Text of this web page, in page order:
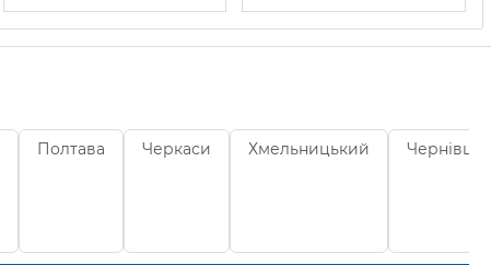
Полтава Черкаси Хмельницький Чернівці